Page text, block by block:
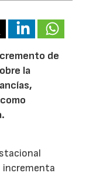
de
la
incrementa